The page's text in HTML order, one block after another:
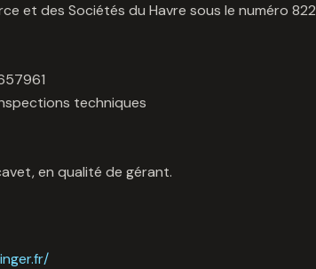
et des Sociétés du Havre sous le numéro 822
techniques
en qualité de gérant.